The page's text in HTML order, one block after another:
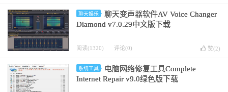
聊天娱乐
聊天变声器软件AV Voice Changer
Diamond v7.0.29中文版下载
阅读(1320) 评论(0) 赞(2)
系统工具
电脑网络修复工具Complete
Internet Repair v9.0绿色版下载